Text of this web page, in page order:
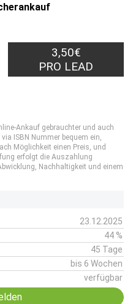
3,50€
PRO LEAD
Ankauf gebrauchter und auch
ISBN Nummer bequem ein,
Möglichkeit einen Preis, und
erfolgt die Auszahlung
Nachhaltigkeit und einem
23.12.2025
44 %
45 Tage
bis 6 Wochen
verfügbar